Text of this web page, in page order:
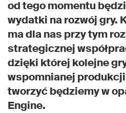
od tego momentu
wydatki na rozwój gry.
ma dla nas przy tym
strategicznej
dzięki której kolejne
wspomnianej
tworzyć będziemy w
Engine.